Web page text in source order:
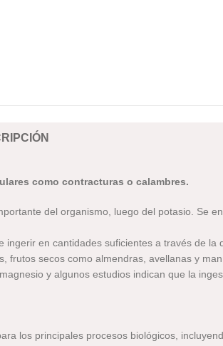
como contracturas o calambres.
del organismo, luego del potasio. Se
en cantidades suficientes a través de la
frutos secos como almendras, avellanas y
y algunos estudios indican que la
los principales procesos biológicos,